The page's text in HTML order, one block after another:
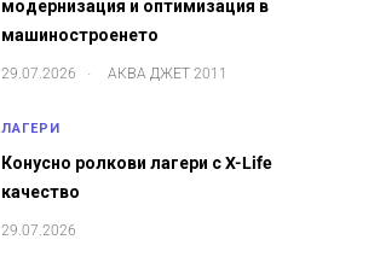
модернизация и оптимизация в
машиностроенето
29.07.2026 АКВА ДЖЕТ 2011
ЛАГЕРИ
Конусно ролкови лагери с X-Life
качество
29.07.2026